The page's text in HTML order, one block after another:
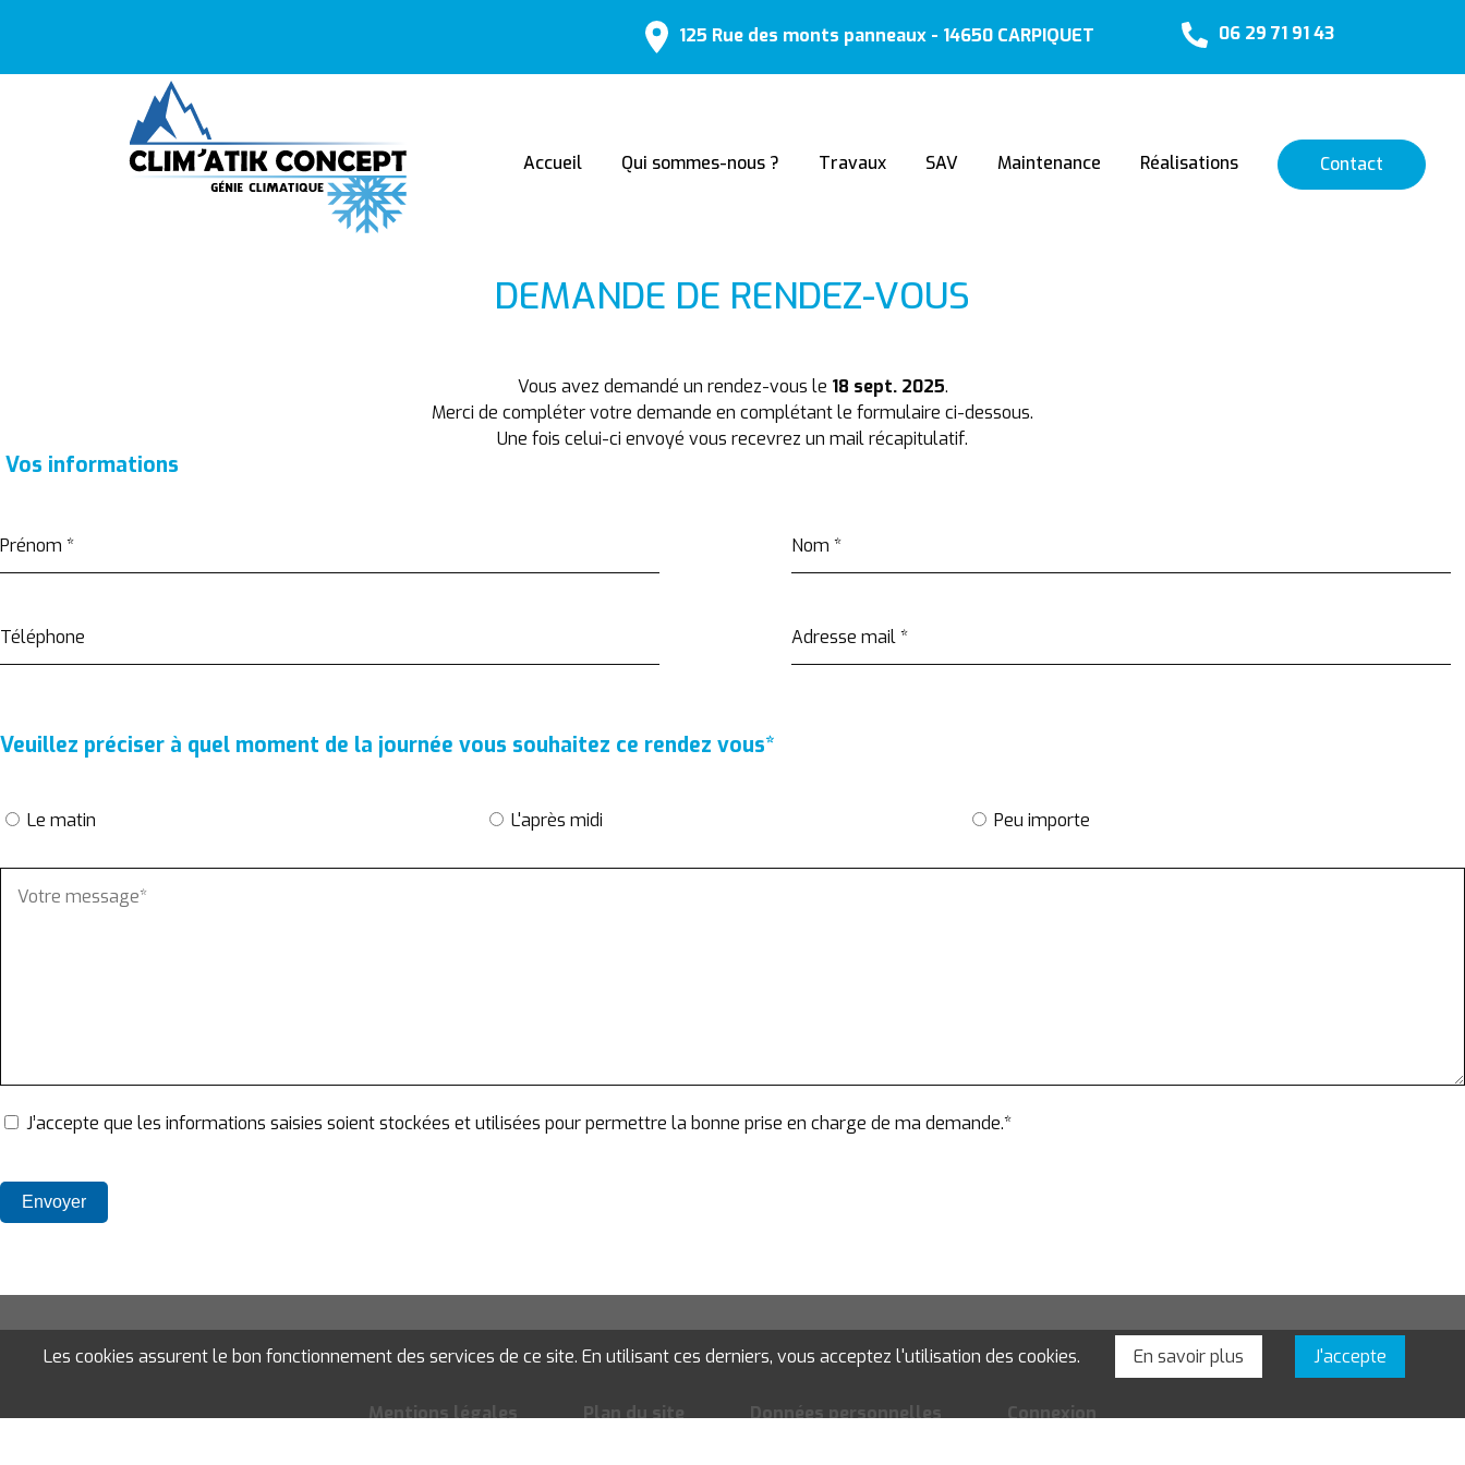
125 Rue des monts panneaux - 14650 CARPIQUET 06 29 71 91 43
Accueil Qui sommes-nous ? Travaux SAV Maintenance Réalisations Contact
DEMANDE DE RENDEZ-VOUS
Vous avez demandé un rendez-vous le 18 sept. 2025.
Merci de compléter votre demande en complétant le formulaire ci-dessous.
Une fois celui-ci envoyé vous recevrez un mail récapitulatif.
Vos informations
Prénom * Nom *
Téléphone Adresse mail*
Veuillez préciser à quel moment de la journée vous souhaitez ce rendez vous*
Le matin L'après midi Peu importe
J’accepte que les informations saisies soient stockées et utilisées pour permettre la bonne prise en charge de ma demande.*
Mentions légales Plan du site Données personnelles Connexion
En savoir plus J'accepte
Les cookies assurent le bon fonctionnement des services de ce site. En utilisant ces derniers, vous acceptez l'utilisation des cookies.